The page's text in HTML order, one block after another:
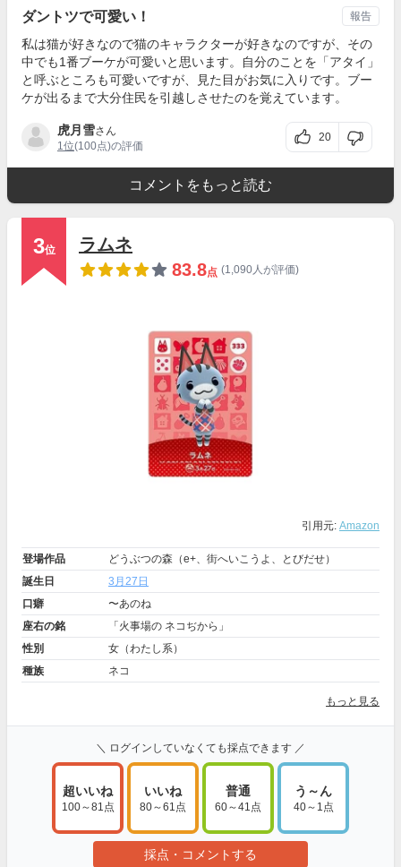
ダントツで可愛い！
私は猫が好きなので猫のキャラクターが好きなのですが、その
中でも1番ブーケが可愛いと思います。自分のことを「アタイ」
と呼ぶところも可愛いですが、見た目がお気に入りです。ブー
ケが出るまで大分住民を引越しさせたのを覚えています。
虎月雪さん
1位(100点)の評価
20
報告
コメントをもっと読む
3位
ラムネ
83.8点 (1,090人が評価)
引用元: Amazon
登場作品
どうぶつの森（e+、街へいこうよ、とびだせ）
誕生日
3月27日
口癖
〜あのね
座右の銘
「火事場の ネコぢから」
性別
女（わたし系）
種族
ネコ
もっと見る
＼ ログインしていなくても採点できます ／
超いいね
100～81点
いいね
80～61点
普通
60～41点
う～ん
40～1点
採点・コメントする